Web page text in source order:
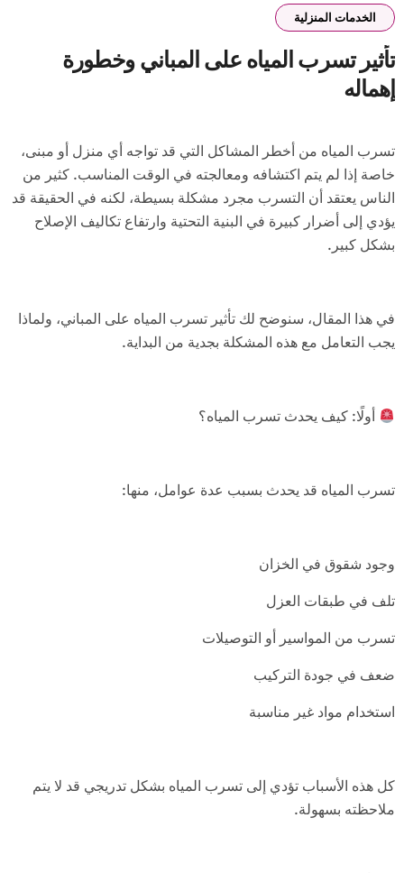
الخدمات المنزلية
تأثير تسرب المياه على المباني وخطورة
إهماله
تسرب المياه من أخطر المشاكل التي قد تواجه أي منزل أو مبنى،
خاصة إذا لم يتم اكتشافه ومعالجته في الوقت المناسب. كثير من
الناس يعتقد أن التسرب مجرد مشكلة بسيطة، لكنه في الحقيقة قد
يؤدي إلى أضرار كبيرة في البنية التحتية وارتفاع تكاليف الإصلاح
بشكل كبير.
في هذا المقال، سنوضح لك تأثير تسرب المياه على المباني، ولماذا
يجب التعامل مع هذه المشكلة بجدية من البداية.
أولًا: كيف يحدث تسرب المياه؟
تسرب المياه قد يحدث بسبب عدة عوامل، منها:
وجود شقوق في الخزان
تلف في طبقات العزل
تسرب من المواسير أو التوصيلات
ضعف في جودة التركيب
استخدام مواد غير مناسبة
كل هذه الأسباب تؤدي إلى تسرب المياه بشكل تدريجي قد لا يتم
ملاحظته بسهولة.